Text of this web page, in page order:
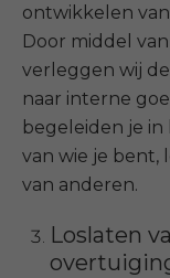
ontwikkelen
Door middel
verleggen wij
naar interne
begeleiden je
van wie je bent,
van anderen.
Loslaten